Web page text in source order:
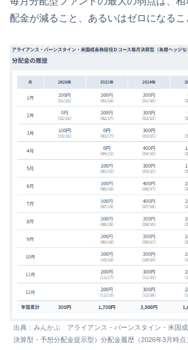
配金が減ること、あるいはゼロになるこ
出典：みんかぶ アライアンス・バーンスタイン・米国
決算型・予想分配金提示型）分配金履歴（2026年3月時点